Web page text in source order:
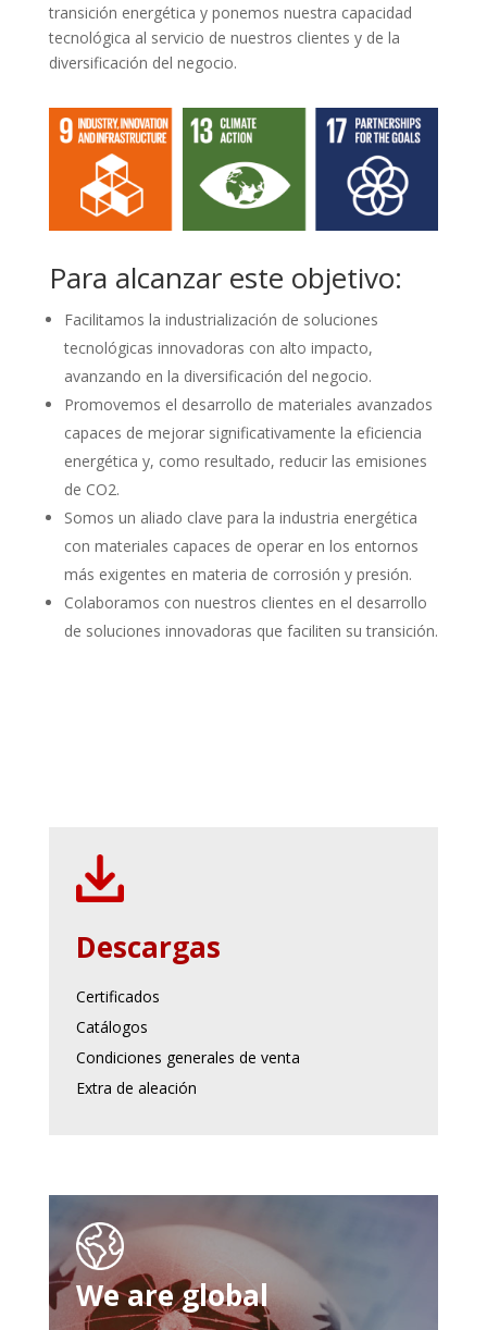
transición energética y ponemos nuestra capacidad
tecnológica al servicio de nuestros clientes y de la
diversificación del negocio.
Para alcanzar este objetivo:
Facilitamos la industrialización de soluciones
tecnológicas innovadoras con alto impacto,
avanzando en la diversificación del negocio.
Promovemos el desarrollo de materiales avanzados
capaces de mejorar significativamente la eficiencia
energética y, como resultado, reducir las emisiones
de CO2.
Somos un aliado clave para la industria energética
con materiales capaces de operar en los entornos
más exigentes en materia de corrosión y presión.
Colaboramos con nuestros clientes en el desarrollo
de soluciones innovadoras que faciliten su transición.
Descargas
Certificados
Catálogos
Condiciones generales de venta
Extra de aleación
We are global